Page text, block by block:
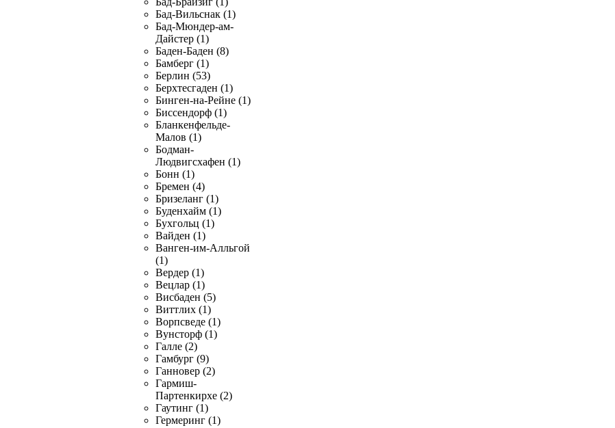
Бад-Вильснак (1)
Бад-Мюндер-ам-
Дайстер (1)
Баден-Баден (8)
Бамберг (1)
Берлин (53)
Берхтесгаден (1)
Бинген-на-Рейне (1)
Биссендорф (1)
Бланкенфельде-
Малов (1)
Бодман-
Людвигсхафен (1)
Бонн (1)
Бремен (4)
Бризеланг (1)
Буденхайм (1)
Бухгольц (1)
Вайден (1)
Ванген-им-Алльгой
(1)
Вердер (1)
Вецлар (1)
Висбаден (5)
Виттлих (1)
Ворпсведе (1)
Вунсторф (1)
Галле (2)
Гамбург (9)
Ганновер (2)
Гармиш-
Партенкирхе (2)
Гаутинг (1)
Гермеринг (1)